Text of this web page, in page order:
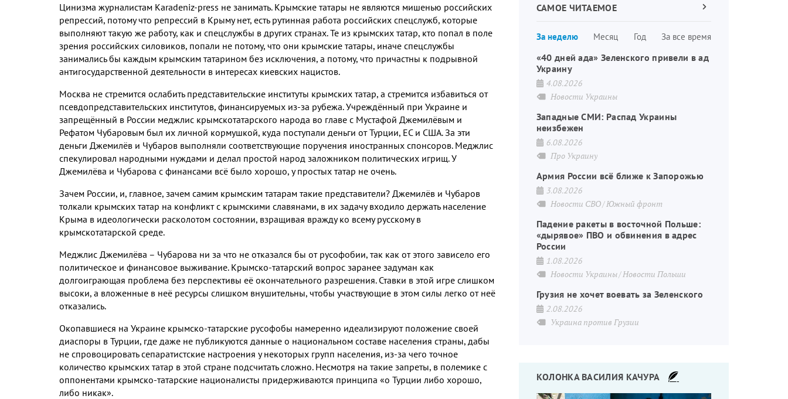
Цинизма журналистам Karadeniz-press не занимать. Крымские татары не являются мишенью российских
репрессий, потому что репрессий в Крыму нет, есть рутинная работа российских спецслужб, которые
выполняют такую же работу, как и спецслужбы в других странах. Те из крымских татар, кто попал в поле
зрения российских силовиков, попали не потому, что они крымские татары, иначе спецслужбы
занимались бы каждым крымским татарином без исключения, а потому, что причастны к подрывной
антигосударственной деятельности в интересах киевских нацистов.
Москва не стремится ослабить представительские институты крымских татар, а стремится избавиться от
псевдопредставительских институтов, финансируемых из-за рубежа. Учреждённый при Украине и
запрещённый в России меджлис крымскотатарского народа во главе с Мустафой Джемилёвым и
Рефатом Чубаровым был их личной кормушкой, куда поступали деньги от Турции, ЕС и США. За эти
деньги Джемилёв и Чубаров выполняли соответствующие поручения иностранных спонсоров. Меджлис
спекулировал народными нуждами и делал простой народ заложником политических игрищ. У
Джемилёва и Чубарова с финансами всё было хорошо, у простых татар не очень.
Зачем России, и, главное, зачем самим крымским татарам такие представители? Джемилёв и Чубаров
толкали крымских татар на конфликт с крымскими славянами, в их задачу входило держать население
Крыма в идеологически расколотом состоянии, взращивая вражду ко всему русскому в
крымскотатарской среде.
Меджлис Джемилёва – Чубарова ни за что не отказался бы от русофобии, так как от этого зависело его
политическое и финансовое выживание. Крымско-татарский вопрос заранее задуман как
долгоиграющая проблема без перспективы её окончательного разрешения. Ставки в этой игре слишком
высоки, а вложенные в неё ресурсы слишком внушительны, чтобы участвующие в этом силы легко от неё
отказались.
Окопавшиеся на Украине крымско-татарские русофобы намеренно идеализируют положение своей
диаспоры в Турции, где даже не публикуются данные о национальном составе населения страны, дабы
не спровоцировать сепаратистские настроения у некоторых групп населения, из-за чего точное
количество крымских татар в этой стране подсчитать сложно. Несмотря на такие запреты, в полемике с
оппонентами крымско-татарские националисты придерживаются принципа «о Турции либо хорошо,
либо никак».
САМОЕ ЧИТАЕМОЕ
За неделю Месяц Год За все времястраниц
Следующая
«40 дней ада» Зеленского привели в ад
Украину
4.08.2026
Новости Украины
Западные СМИ: Распад Украины
неизбежен
6.08.2026
Про Украину
Армия России всё ближе к Запорожью
3.08.2026
Новости СВО Южный фронт
Падение ракеты в восточной Польше:
«дырявое» ПВО и обвинения в адрес
России
1.08.2026
Новости Украины Новости Польши
Грузия не хочет воевать за Зеленского
2.08.2026
Украина против Грузии
КОЛОНКА ВАСИЛИЯ КАЧУРА